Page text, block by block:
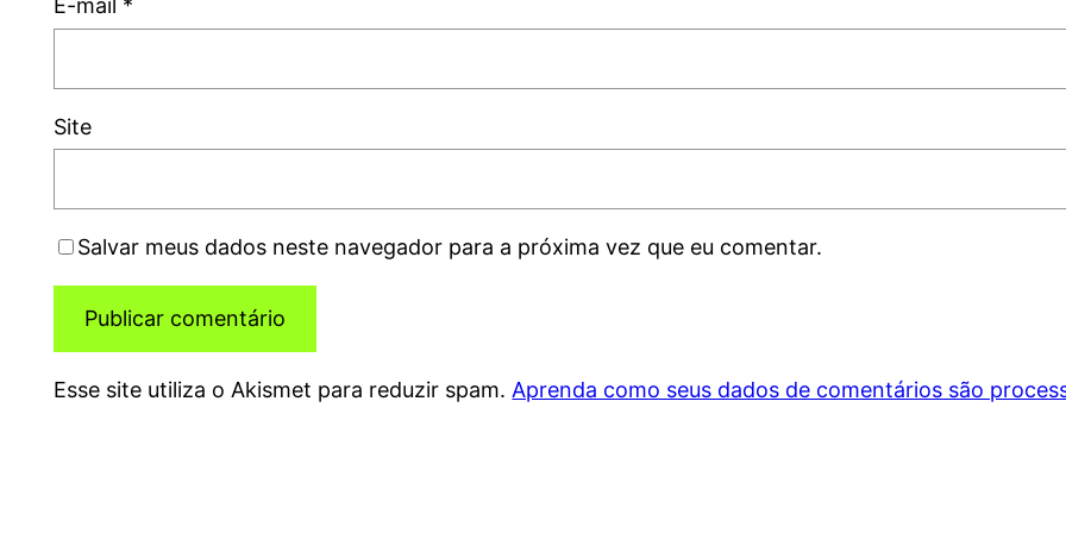
E-mail *
Site
Salvar meus dados neste navegador para a próxima vez que eu comentar.
Esse site utiliza o Akismet para reduzir spam.Aprenda como seus dados de comentários são